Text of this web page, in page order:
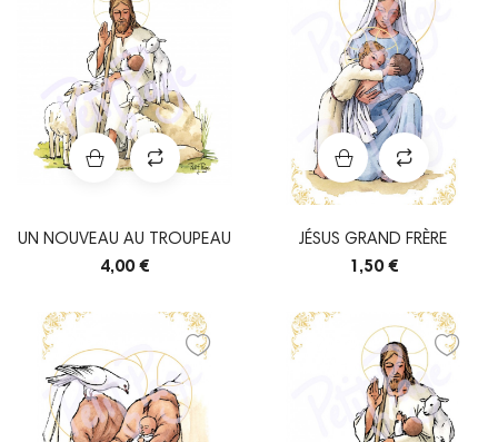
UN NOUVEAU AU TROUPEAU
4,00 €
JÉSUS GRAND FRÈRE
1,50 €